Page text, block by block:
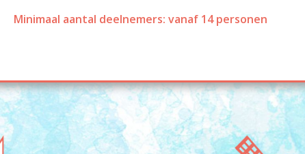
Minimaal aantal deelnemers: vanaf 14 personen